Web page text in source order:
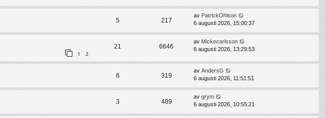
5 217
av PatrickOhlson
6 augusti 2026, 15:00:37
1 2
21 6646
av Mickecarlsson
6 augusti 2026, 13:29:53
6 319
av AndersG
6 augusti 2026, 11:51:51
3 489
av grym
6 augusti 2026, 10:55:21